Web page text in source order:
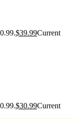
$39.99Current
$30.99Current